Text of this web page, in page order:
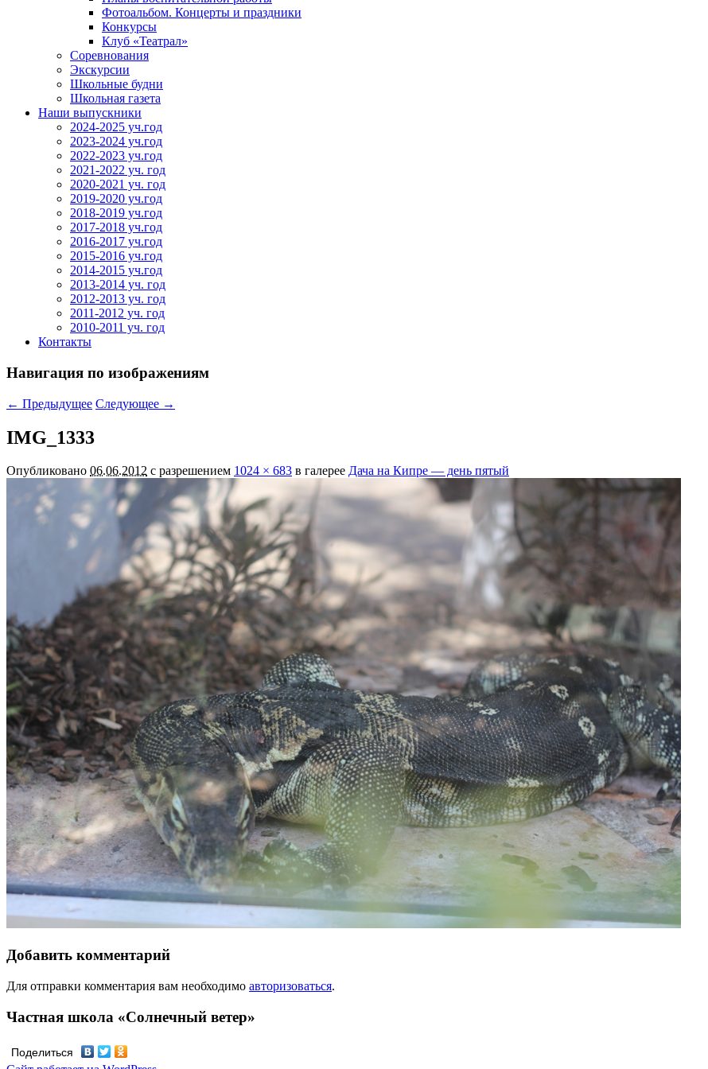
Фотоальбом. Концерты и праздники
Конкурсы
Клуб «Театрал»
Соревнования
Экскурсии
Школьные будни
Школьная газета
Наши выпускники
2024-2025 уч.год
2023-2024 уч.год
2022-2023 уч.год
2021-2022 уч. год
2020-2021 уч. год
2019-2020 уч.год
2018-2019 уч.год
2017-2018 уч.год
2016-2017 уч.год
2015-2016 уч.год
2014-2015 уч.год
2013-2014 уч. год
2012-2013 уч. год
2011-2012 уч. год
2010-2011 уч. год
Контакты
Навигация по изображениям
← Предыдущее Следующее →
IMG_1333
Опубликовано 06.06.2012 с разрешением 1024 × 683 в галерее Дача на Кипре — день пятый
Добавить комментарий
Для отправки комментария вам необходимо авторизоваться.
Частная школа «Солнечный ветер»
Поделиться